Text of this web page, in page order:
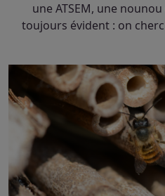
une ATSEM, une
toujours évident : on